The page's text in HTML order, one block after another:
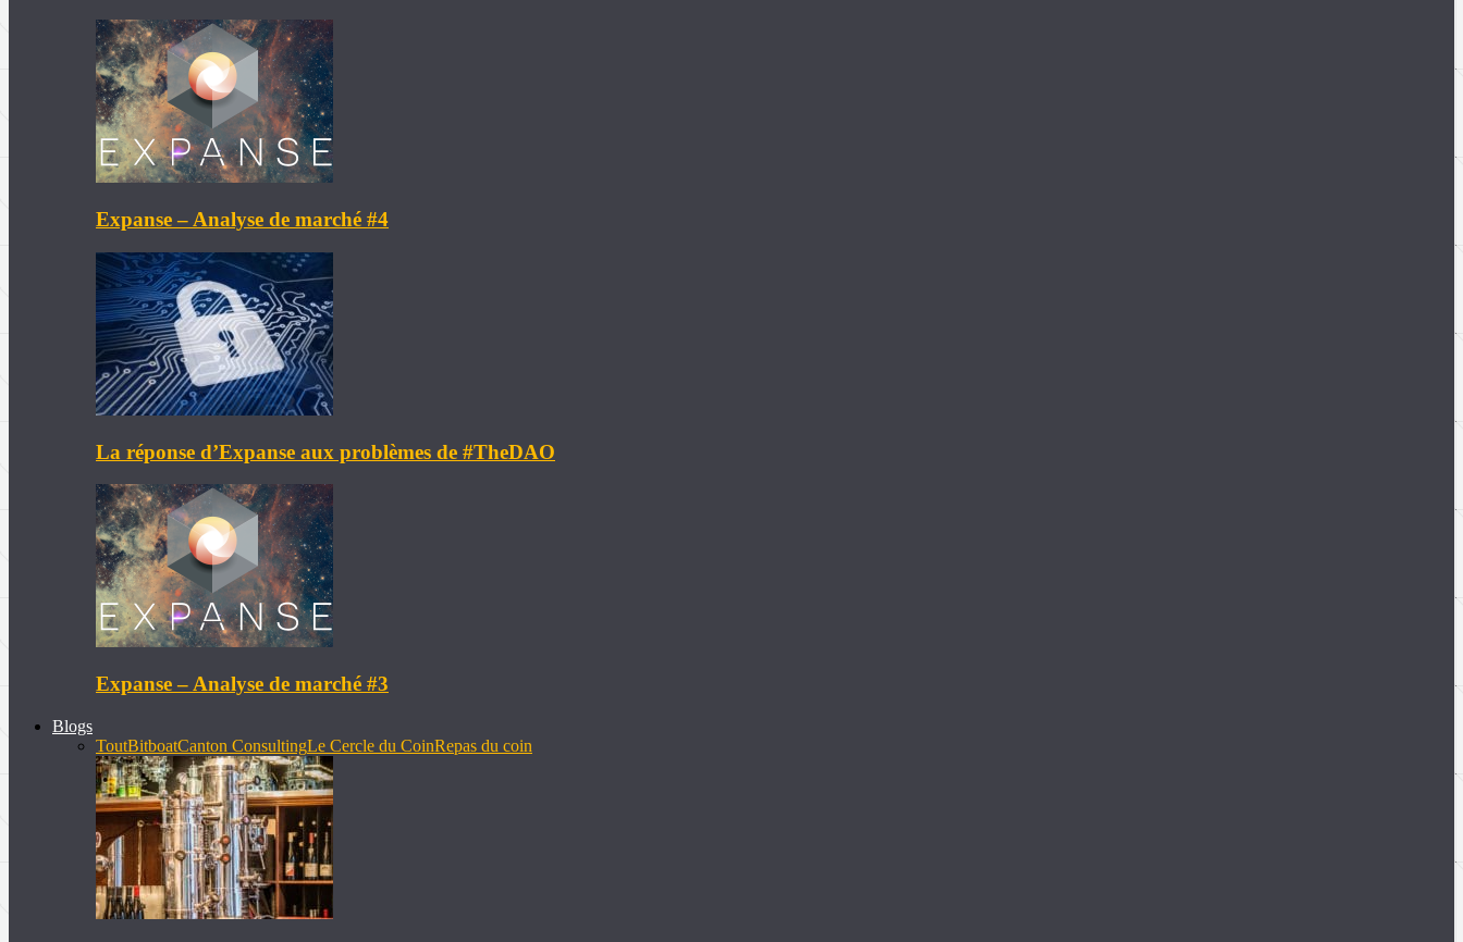
Expanse – Analyse de marché #4
La réponse d’Expanse aux problèmes de #TheDAO
Expanse – Analyse de marché #3
Blogs
ToutBitboatCanton ConsultingLe Cercle du CoinRepas du coin